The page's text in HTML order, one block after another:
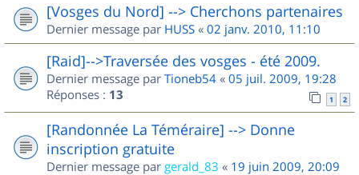
[Vosges du Nord] --> Cherchons partenaires
Dernier message par HUSS « 02 janv. 2010, 11:10
[Raid]-->Traversée des vosges - été 2009.
Dernier message par Tioneb54 « 05 juil. 2009, 19:28
Réponses : 13 1 2
[Randonnée La Téméraire] --> Donne
inscription gratuite
Dernier message par gerald_83 « 19 juin 2009, 20:09